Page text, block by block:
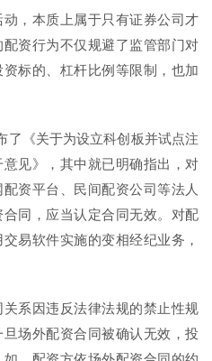
，本质上属于只有证券公司才
资行为不仅规避了监管部门对
标的、杠杆比例等限制，也加
了《关于为设立科创板并试点注
见》，其中就已明确指出，对
资平台、民间配资公司等法人
同，应当认定合同无效。对配
易软件实施的变相经纪业务，
系因违反法律法规的禁止性规
场外配资合同被确认无效，投